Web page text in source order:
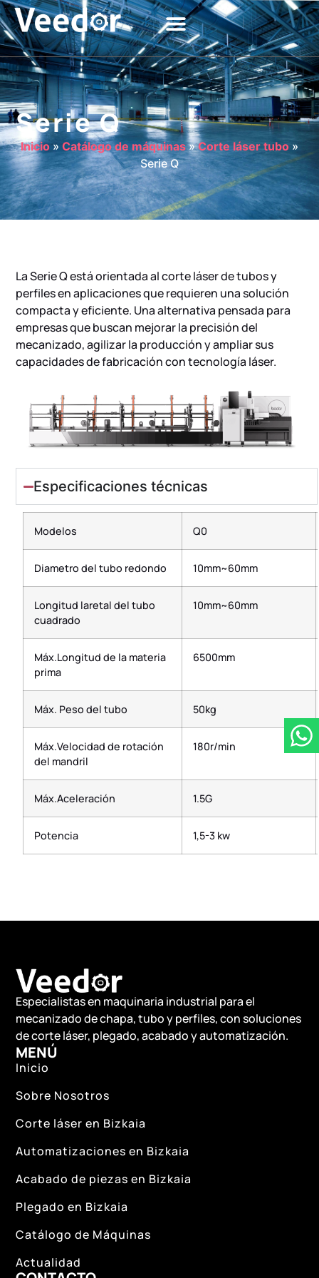
Serie Q
Inicio» Catálogo de máquinas»Corte láser tubo »
Serie Q
La Serie Q está orientada al corte láser de tubos y
perfiles en aplicaciones que requieren una solución
compacta y eficiente. Una alternativa pensada para
empresas que buscan mejorar la precisión del
mecanizado, agilizar la producción y ampliar sus
capacidades de fabricación con tecnología láser.
Especificaciones técnicas
Modelos Q0
Diametro del tubo redondo 10mm~60mm
Longitud laretal del tubo
cuadrado
10mm~60mm
Máx.Longitud de la materia
prima
6500mm
Máx. Peso del tubo 50kg
Máx.Velocidad de rotación
del mandril
180r/min
Máx.Aceleración 1.5G
Potencia 1,5-3 kw
Especialistas en maquinaria industrial para el
mecanizado de chapa, tubo y perfiles, con soluciones
de corte láser, plegado, acabado y automatización.
MENÚ
Inicio
Sobre Nosotros
Corte láser en Bizkaia
Automatizaciones en Bizkaia
Acabado de piezas en Bizkaia
Plegado en Bizkaia
Catálogo de Máquinas
Actualidad